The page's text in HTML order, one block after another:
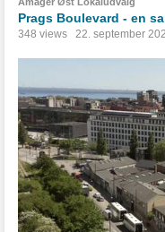
Prags Boulevard - en
348 views 22. september